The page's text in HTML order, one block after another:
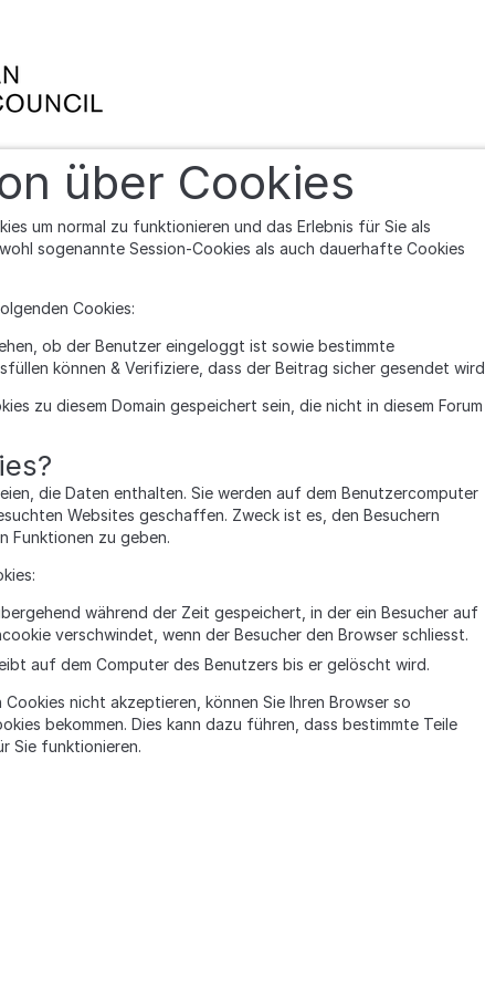
über Cookies
um normal zu funktionieren und das Erlebnis für Sie als
sogenannte Session-Cookies als auch dauerhafte Cookies
Cookies:
ob der Benutzer eingeloggt ist sowie bestimmte
können & Verifiziere, dass der Beitrag sicher gesendet wird
zu diesem Domain gespeichert sein, die nicht in diesem Forum
die Daten enthalten. Sie werden auf dem Benutzercomputer
Websites geschaffen. Zweck ist es, den Besuchern
Funktionen zu geben.
während der Zeit gespeichert, in der ein Besucher auf
verschwindet, wenn der Besucher den Browser schliesst.
auf dem Computer des Benutzers bis er gelöscht wird.
nicht akzeptieren, können Sie Ihren Browser so
bekommen. Dies kann dazu führen, dass bestimmte Teile
Sie funktionieren.